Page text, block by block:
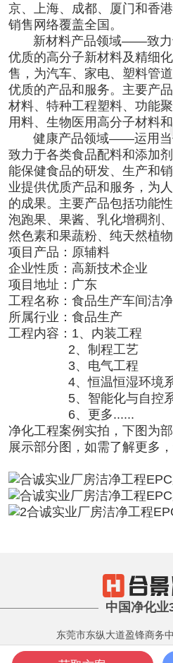
京、上海、成都、厦门和香
销售网络覆盖全国。
新材料产品领域——致
优质的高分子新材料及精细
售，为汽车、家电、塑料管
优质的产品和服务。主要产
材料、特种工程塑料、功能
用料、生物医用高分子材料
健康产品领域——运用
致力于各类食品配料和添加
能保健食品的研发、生产和
业提供优质产品和服务，为
的成果。主要产品包括功能
泡跑果、果酱、乳化增稠剂
然色素和果蔬粉、纯天然植
项目产品 ：原辅料
企业性质：高新技术企业
项目地址： 广东
工程名称： 食品生产车间洁
所属行业 ：食品生产
工程内容 ：1、内装工程
2、制程工艺
3、电气工程
4、恒温恒湿环境
5、智能化与自控系
6、更多......
净化工程案例实拍，下图为
展示部分图，如需了解更多
中国净化业
东莞市东纵大道盈锋商务
版权所有